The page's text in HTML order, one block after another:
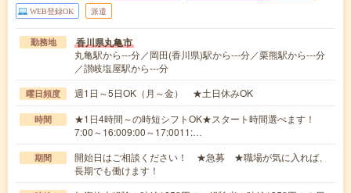
WEB登録OK 派遣
勤務地 香川県丸亀市
丸亀駅から---分／岡田(香川県)駅から---分／栗熊駅から---分
／讃岐塩屋駅から---分
曜日頻度 週1日～5日OK（月～金） ★土日休みOK
時間
★1日4時間～の時短シフトOK★スタート時間選べます！
7:00～16:009:00～17:0011:…
期間
開始日はご相談ください！ ★急募 ★職場が気に入れば、
長期でも働けます！